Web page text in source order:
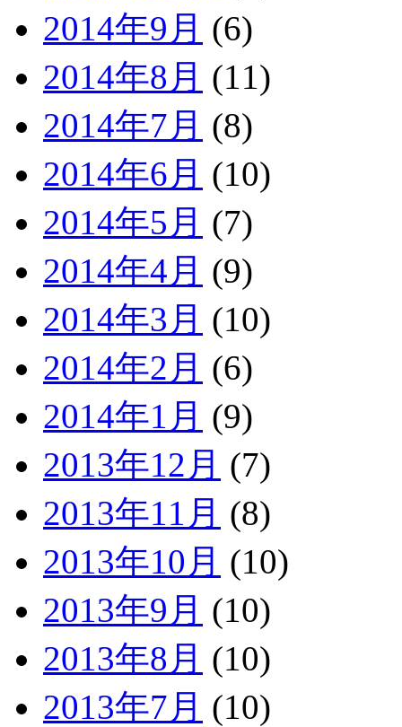
2014年9月 (6)
2014年8月 (11)
2014年7月 (8)
2014年6月 (10)
2014年5月 (7)
2014年4月 (9)
2014年3月 (10)
2014年2月 (6)
2014年1月 (9)
2013年12月 (7)
2013年11月 (8)
2013年10月 (10)
2013年9月 (10)
2013年8月 (10)
2013年7月 (10)